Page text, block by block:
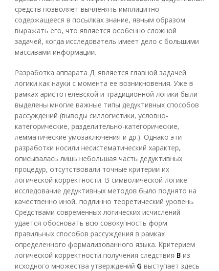
средств позволяет вычленять имплицитно
содержащееся в посылках знание, явным образом
выражать его, что является особенно сложной
задачей, когда исследователь имеет дело с большими
массивами информации.
Разработка аппарата Д. является главной задачей
логики как науки с момента ее возникновения. Уже в
рамках аристотелевской и традиционной логики были
выделены многие важные типы дедуктивных способов
рассуждений (выводы силлогистики, условно-
категорические, разделительно-категорические,
лемматические умозаключения и др.). Однако эти
разработки носили несистематический характер,
описывалась лишь небольшая часть дедуктивных
процедур, отсутствовали точные критерии их
логической корректности. В символической логике
исследование дедуктивных методов было поднято на
качественно иной, подлинно теоретический уровень.
Средствами современных логических исчислений
удается обосновать всю совокупность форм
правильных способов рассуждения в рамках
определенного формализованного языка. Критерием
логической корректности получения следствия В из
исходного множества утверждений G выступает здесь